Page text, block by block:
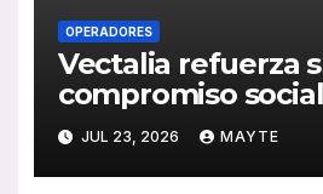
OPERADORES
Vectalia refuerza
compromiso
medioambiental
publicación de su
RSC 2025
JUL 23, 2026 MAYTE